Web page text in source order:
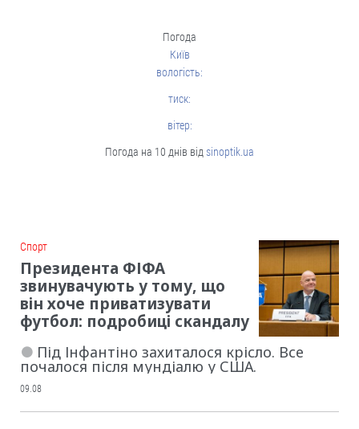
Погода
Київ
вологість:
тиск:
вітер:
Погода на 10 днів від sinoptik.ua
Cпорт
Президента ФІФА
звинувачують у тому, що
він хоче приватизувати
футбол: подробиці скандалу
Під Інфантіно захиталося крісло. Все
почалося після мундіалю у США.
09.08